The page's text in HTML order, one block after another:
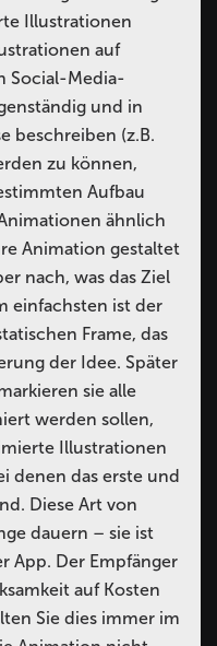
Illustrationen
auf
Social-Media-
und in
beschreiben (z.B.
zu können,
Aufbau
ähnlich
Animation gestaltet
nach, was das Ziel
einfachsten ist der
Frame, das
der Idee. Später
sie alle
werden sollen,
Illustrationen
denen das erste und
Diese Art von
dauern – sie ist
App. Der Empfänger
auf Kosten
Sie dies immer im